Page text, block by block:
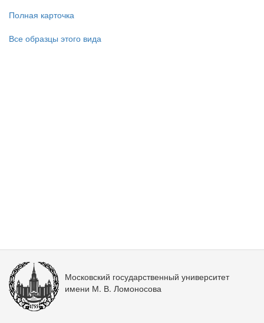
Полная карточка
Все образцы этого вида
Московский государственный университет
имени М. В. Ломоносова